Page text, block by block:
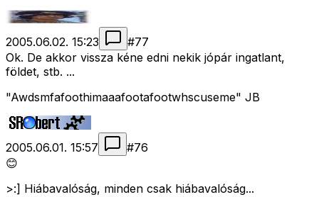
2005.06.02. 15:23 #77
Ok. De akkor vissza kéne edni nekik jópár ingatlant,
földet, stb. ...
"Awdsmfafoothimaaafootafootwhscuseme" JB
2005.06.01. 15:57 #76
😊
>:] Hiábavalóság, minden csak hiábavalóság...